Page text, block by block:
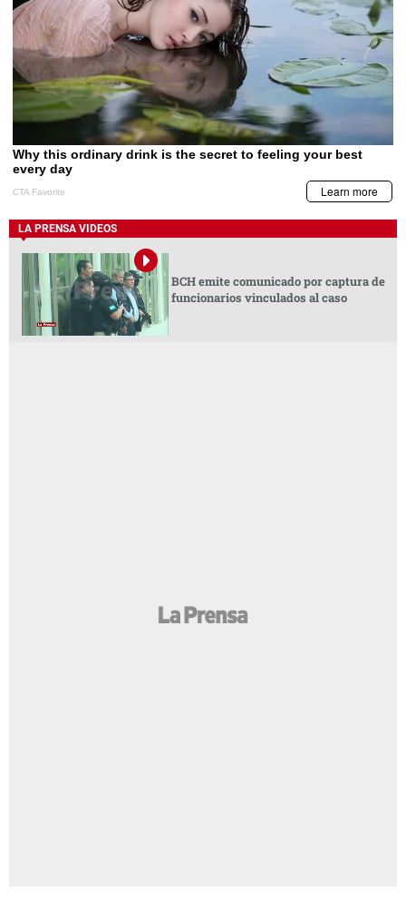
LA PRENSA VIDEOS
BCH emite comunicado por captura de
funcionarios vinculados al caso